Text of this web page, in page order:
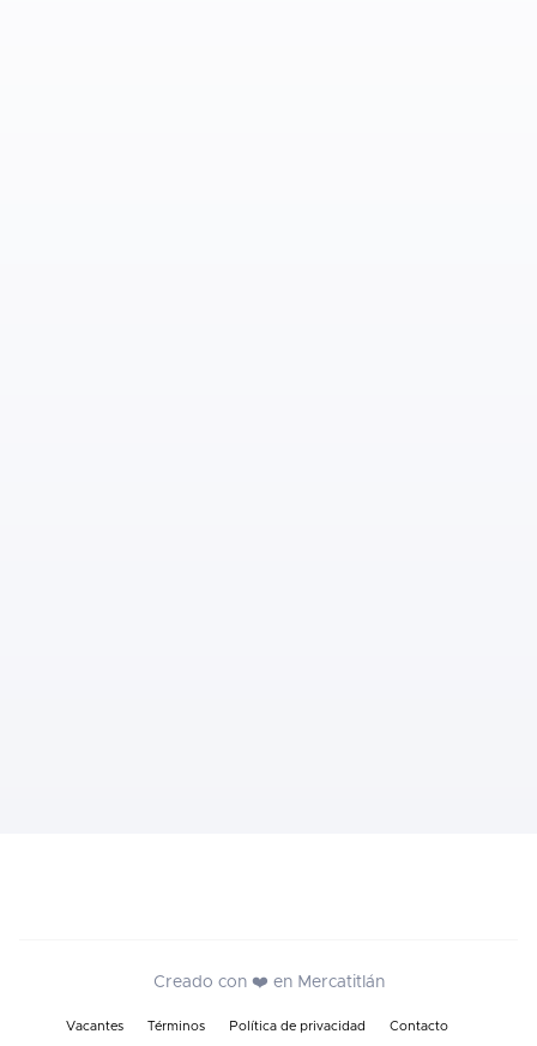
Creado con ❤️ en Mercatitlán
Vacantes Términos Política de privacidad Contacto